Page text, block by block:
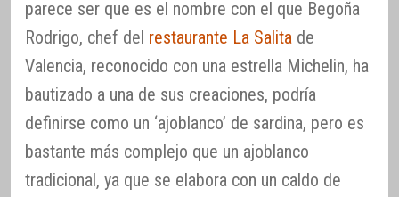
parece ser que es el nombre con el que Begoña
Rodrigo, chef del restaurante La Salita de
Valencia, reconocido con una estrella Michelin, ha
bautizado a una de sus creaciones, podría
definirse como un ‘ajoblanco’ de sardina, pero es
bastante más complejo que un ajoblanco
tradicional, ya que se elabora con un caldo de